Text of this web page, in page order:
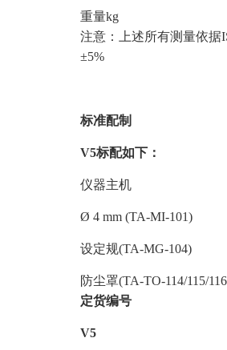
重量kg
注意：上述所有测量依据
±5%
标准配制
V5标配如下：
仪器主机
Ø 4 mm (TA-MI-101)
设定规(TA-MG-104)
防尘罩(TA-TO-114/115/
定货编号
V5